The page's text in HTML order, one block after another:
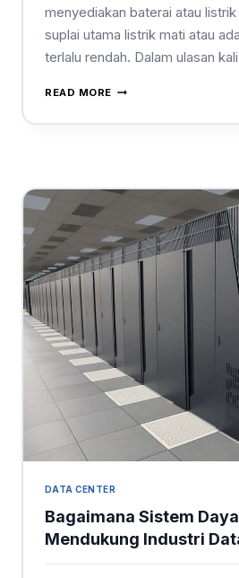
menyediakan baterai atau
suplai utama listrik mati atau
terlalu rendah. Dalam ulasan
READ MORE
DATA CENTER
Bagaimana Sistem
Mendukung Industri